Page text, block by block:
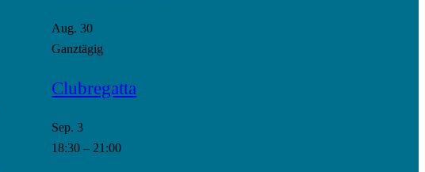
Aug.30
Ganztägig
Clubregatta
Sep.3
18:30 – 21:00